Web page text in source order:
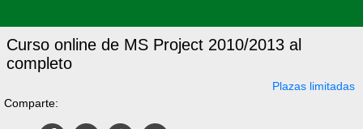
Curso online de MS Project 2010/2013 al
completo
Plazas limitadas
Comparte: